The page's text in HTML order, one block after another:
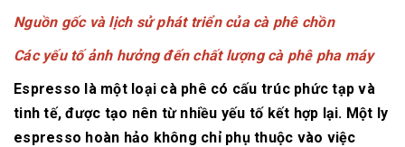
Nguồn gốc và lịch sử phát triển của cà phê chồn
Các yếu tố ảnh hưởng đến chất lượng cà phê pha máy
Espresso là một loại cà phê có cấu trúc phức tạp và
tinh tế, được tạo nên từ nhiều yếu tố kết hợp lại. Một ly
espresso hoàn hảo không chỉ phụ thuộc vào việc